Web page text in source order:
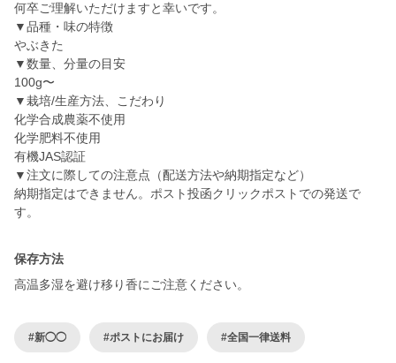
何卒ご理解いただけますと幸いです。
▼品種・味の特徴
やぶきた
▼数量、分量の目安
100g〜
▼栽培/生産方法、こだわり
化学合成農薬不使用
化学肥料不使用
有機JAS認証
▼注文に際しての注意点（配送方法や納期指定など）
納期指定はできません。ポスト投函クリックポストでの発送で
す。
保存方法
高温多湿を避け移り香にご注意ください。
#新◯◯ #ポストにお届け #全国一律送料